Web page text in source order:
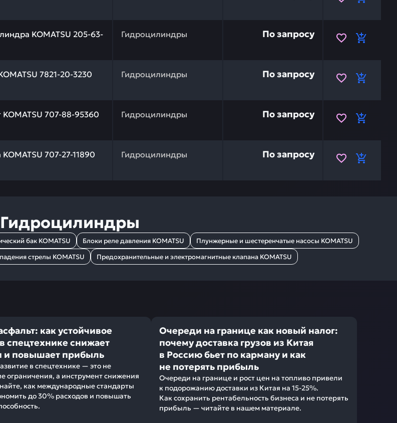
KOMATSU 205-63-
Гидроцилиндры
подбор. Узел цилиндра KOMATSU 205-63-07280 — это инвестиция в
По запросу
7821-20-3230 Гидроцилиндры
подбор. Зажим KOMATSU 7821-20-3230 — это инвестиция в
По запросу
KOMATSU 707-88-95360 Гидроцилиндры
подбор. Браслет KOMATSU 707-88-95360 — это инвестиция в
По запросу
KOMATSU 707-27-11890 Гидроцилиндры
подбор. Головка KOMATSU 707-27-11890 — это инвестиция в
По запросу
Гидроцилиндры
бак KOMATSU Блоки реле давления KOMATSU
Плунжерные и шестеренчатые насосы KOMATSU
стрелы KOMATSU Предохранительные и электромагнитные клапана KOMATSU
как устойчивое
спецтехнике снижает
и повышает прибыль
в спецтехнике — это не
ограничения, а инструмент снижения
как международные стандарты
до 30% расходов и повышать
Очереди на границе как новый налог:
почему доставка грузов из Китая
в Россию бьет по карману и как
не потерять прибыль
Очереди на границе и рост цен на топливо привели
к подорожанию доставки из Китая на 15-25%.
Как сохранить рентабельность бизнеса и не потерять
прибыль — читайте в нашем материале.